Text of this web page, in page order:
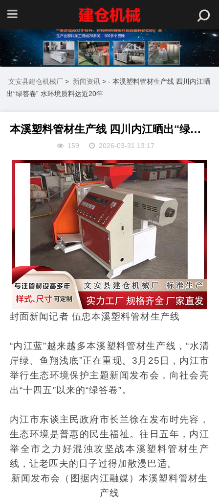
文安县建仓机械厂 > 新闻资讯 > - 本溪塑料管材生产线 四川内江晒
出“绿答卷” 水环境质料达近20年
本溪塑料管材生产线 四川内江晒出“绿答卷” 水环境质料达近20年
159 2026-03-31 13:17
封面新闻记者 伍忠本溪塑料管材生产线
“内江蓝”越来越多本溪塑料管材生产线，“水清
岸绿、鱼翔浅底”正在重现。3月25日，内江市
举行生态环境保护主题新闻发布会，向社会亮
出“十四五”以来的“绿答卷”。
内江市东谈主民政府市长兰徐在发布时先容，
生态环境是普惠的民生福祉。往日五年，内江
举全市之力好混浊攻坚战本溪塑料管材生产
线，让老匹夫的日子过得加散漫巴适。
新闻发布会（图据内江融媒）本溪塑料管材生
产线